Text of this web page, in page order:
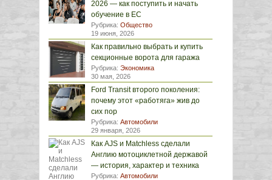
2026 — как поступить и начать
обучение в ЕС
Рубрика: Общество
19 июня, 2026
Как правильно выбрать и купить
секционные ворота для гаража
Рубрика: Экономика
30 мая, 2026
Ford Transit второго поколения:
почему этот «работяга» жив до
сих пор
Рубрика: Автомобили
29 января, 2026
Как AJS и Matchless сделали
Англию мотоциклетной державой
— история, характер и техника
Рубрика: Автомобили